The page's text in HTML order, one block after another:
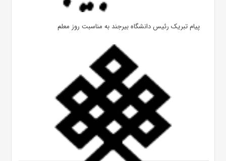
پیام تبریک رئیس دانشگاه بیرجند به مناسبت روز معلم